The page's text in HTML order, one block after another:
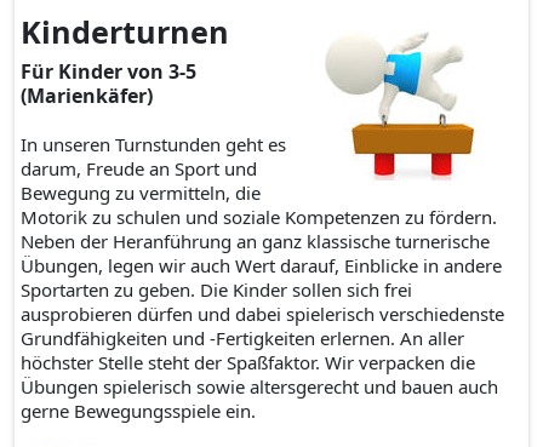
Kinderturnen
Für Kinder von 3-5
(Marienkäfer)
In unseren Turnstunden geht es
darum, Freude an Sport und
Bewegung zu vermitteln, die
Motorik zu schulen und soziale Kompetenzen zu fördern.
Neben der Heranführung an ganz klassische turnerische
Übungen, legen wir auch Wert darauf, Einblicke in andere
Sportarten zu geben. Die Kinder sollen sich frei
ausprobieren dürfen und dabei spielerisch verschiedenste
Grundfähigkeiten und -Fertigkeiten erlernen. An aller
höchster Stelle steht der Spaßfaktor. Wir verpacken die
Übungen spielerisch sowie altersgerecht und bauen auch
gerne Bewegungsspiele ein.